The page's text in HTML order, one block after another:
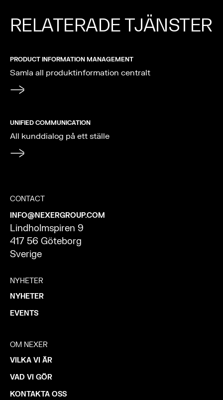
RELATERADE TJÄNSTER
PRODUCT INFORMATION MANAGEMENT
Samla all produktinformation centralt
UNIFIED COMMUNICATION
All kunddialog på ett ställe
CONTACT
INFO@NEXERGROUP.COM
Lindholmspiren 9
417 56 Göteborg
Sverige
NYHETER
NYHETER
EVENTS
OM NEXER
VILKA VI ÄR
VAD VI GÖR
KONTAKTA OSS